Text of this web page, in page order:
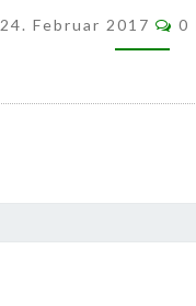
UND
IN
24. Februar 2017 0